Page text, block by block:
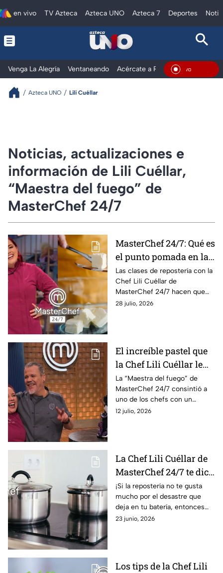
en vivo TV Azteca Azteca UNO Azteca 7 Deportes
Venga La Alegría Ventaneando Acércate a Rocío Al ExtremoEn
Azteca UNO Lili Cuéllar
Noticias, actualizaciones e
información de Lili Cuéllar,
“Maestra del fuego” de
MasterChef 24/7
MasterChef 24/7: Qué es
el punto pomada en la
mantequilla y por qué
es el favorito de la Chef
Lili Cuéllar
Las clases de repostería con la
Chef Lili Cuéllar de
MasterChef 24/7 hacen que
los cocineros aprendan
28 julio, 2026
El increíble pastel que
la Chef Lili Cuéllar le
preparó a Poncho
Cadena de MasterChef
24/7 por su
cumpleaños (FOTOS)
La “Maestra del fuego” de
MasterChef 24/7 consintió a
uno de los chefs con un
increíble trabajo de repostería
12 julio, 2026
La Chef Lili Cuéllar de
MasterChef 24/7 te dice
cómo evitar que el
dulce de leche se quede
PEGADO en la olla
¡Si la repostería no te gusta
mucho por el desastre que
deja en tu batería, entonces
estos consejos de una experta
23 junio, 2026
Los tips de la Chef Lili